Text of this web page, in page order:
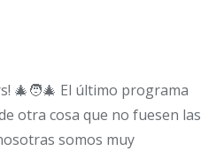
🎄🧑‍🎄 El último programa
otra cosa que no fuesen las
somos muy